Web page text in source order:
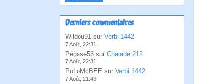
Derniers commentaires
Wildou91 sur Verbi 1442
7 Août, 22:31
Pégase53 sur Charade 212
7 Août, 22:31
PoLoMcBEE sur Verbi 1442
7 Août, 21:43